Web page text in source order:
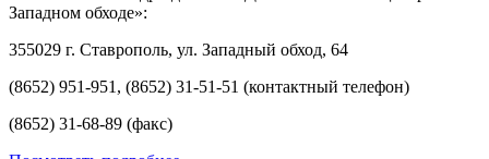
Западном обходе»:
355029 г. Ставрополь, ул. Западный обход, 64
(8652) 951-951, (8652) 31-51-51 (контактный телефон)
(8652) 31-68-89 (факс)